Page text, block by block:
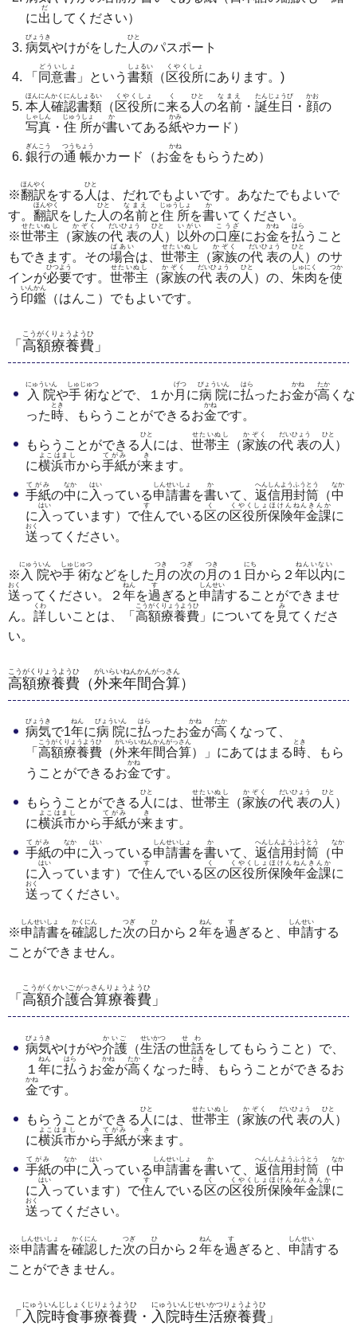
に出
だ
してください）
病気
びょうき
やけがをした 人
ひと
のパスポート
「 同意書
どういしょ
」という 書類
しょるい
（ 区役所
くやくしょ
にあります。)
本人確認書類
ほんにんかくにんしょるい
（ 区役所
くやくしょ
に来
く
る 人
ひと
の名前
なまえ
・ 誕生日
たんじょうび
・ 顔
かお
の
写真
しゃしん
・ 住所
じゅうしょ
が書
か
いてある紙
かみ
やカード）
銀行
ぎんこう
の通帳
つうちょう
かカード（お金
かね
をもらうため）
※翻訳
ほんやく
をする 人
ひと
は、だれでもよいです。あなたでもよいで
す。 翻訳
ほんやく
をした 人
ひと
の名前
なまえ
と住所
じゅうしょ
を書
か
いてください。
※世帯主
せたいぬし
（家族
かぞく
の代表
だいひょう
の人
ひと
） 以外
いがい
の口座
こうざ
にお金
かね
を払
はら
うこと
もできます。その場合
ばあい
は、 世帯主
せたいぬし
（家族
かぞく
の代表
だいひょう
の人
ひと
）のサ
インが必要
ひつよう
です。 世帯主
せたいぬし
（家族
かぞく
の代表
だいひょう
の人
ひと
）の、 朱肉
しゅにく
を使
つか
う 印鑑
いんかん
（はんこ）でもよいです。
「 高額療養費
こうがくりょうようひ
」
入院
にゅういん
や手術
しゅじゅつ
などで、１か月
げつ
に病院
びょういん
に払
はら
ったお金
かね
が高
たか
くな
った時
とき
、もらうことができるお金
かね
です。
もらうことができる 人
ひと
には、 世帯主
せたいぬし
（家族
かぞく
の代表
だいひょう
の人
ひと
）
に横浜市
よこはまし
から手紙
てがみ
が来
き
ます。
手紙
てがみ
の中
なか
に 入
はい
っている申請書
しんせいしょ
を書
か
いて、 返信用封筒
へんしんようふうとう
（中
なか
に 入
はい
っています）で住
す
んでいる 区
く
の区役所保険年金課
くやくしょほけんねんきんか
に
送
おく
ってください。
※ 入院
にゅういん
や手術
しゅじゅつ
などをした 月
つき
の次
つぎ
の月
つき
の１ 日
にち
から２ 年以内
ねんいない
に
送
おく
ってください。２ 年
ねん
を過
す
ぎると 申請
しんせい
することができませ
ん。 詳
くわ
しいことは、「 高額療養費
こうがくりょうようひ
」についてを 見
み
てくださ
い。
高額療養費
こうがくりょうようひ
（外来年間合算
がいらいねんかんがっさん
）
病気
びょうき
で1年
ねん
に病院
びょういん
に払
はら
ったお金
かね
が高
たか
くなって、
「 高額療養費
こうがくりょうようひ
（外来年間合算
がいらいねんかんがっさん
）」にあてはまる時
とき
、もら
うことができるお金
かね
です。
もらうことができる 人
ひと
には、 世帯主
せたいぬし
（家族
かぞく
の代表
だいひょう
の人
ひと
）
に横浜市
よこはまし
から手紙
てがみ
が来
き
ます。
手紙
てがみ
の中
なか
に 入
はい
っている申請書
しんせいしょ
を書
か
いて、 返信用封筒
へんしんようふうとう
（中
なか
に 入
はい
っています）で住
す
んでいる 区
く
の区役所保険年金課
くやくしょほけんねんきんか
に
送
おく
ってください。
※申請書
しんせいしょ
を確認
かくにん
した次
つぎ
の日
ひ
から２ 年
ねん
を過
す
ぎると、 申請
しんせい
する
ことができません。
「 高額介護合算療養費
こうがくかいごがっさんりょうようひ
」
病気
びょうき
やけがや介護
かいご
（生活
せいかつ
の世話
せわ
をしてもらうこと）で、
１ 年
ねん
に払
はら
うお金
かね
が高
たか
くなった時
とき
、もらうことができるお
金
かね
です。
もらうことができる 人
ひと
には、 世帯主
せたいぬし
（家族
かぞく
の代表
だいひょう
の人
ひと
）
に横浜市
よこはまし
から手紙
てがみ
が来
き
ます。
手紙
てがみ
の中
なか
に 入
はい
っている申請書
しんせいしょ
を書
か
いて、 返信用封筒
へんしんようふうとう
（中
なか
に 入
はい
っています）で住
す
んでいる 区
く
の区役所保険年金課
くやくしょほけんねんきんか
に
送
おく
ってください。
※申請書
しんせいしょ
を確認
かくにん
した次
つぎ
の日
ひ
から２ 年
ねん
を過
す
ぎると、 申請
しんせい
する
ことができません。
「 入院時食事療養費
にゅういんじしょくじりょうようひ
・ 入院時生活療養費
にゅういんじせいかつりょうようひ
」